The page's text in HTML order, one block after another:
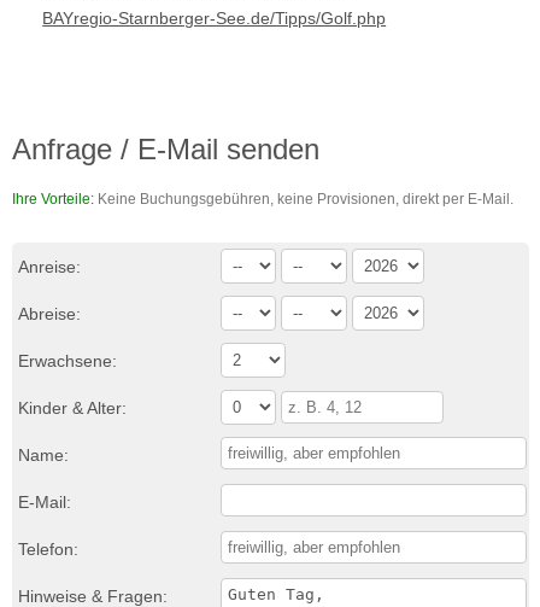
BAYregio-Starnberger-See.de/Tipps/Golf.php
Anfrage / E-Mail senden
Ihre Vorteile: Keine Buchungsgebühren, keine Provisionen, direkt per E-Mail.
Anreise:
Abreise:
Erwachsene:
Kinder & Alter:
Name:
E-Mail:
Telefon:
Hinweise & Fragen: